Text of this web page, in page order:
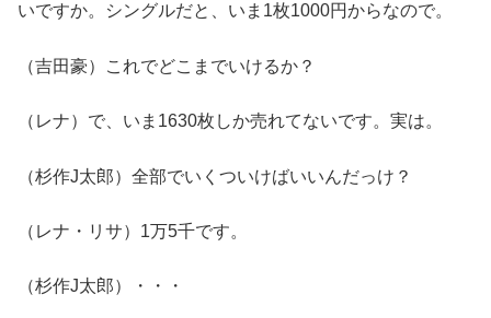
いですか。シングルだと、いま1枚1000円からなので。
（吉田豪）これでどこまでいけるか？
（レナ）で、いま1630枚しか売れてないです。実は。
（杉作J太郎）全部でいくついけばいいんだっけ？
（レナ・リサ）1万5千です。
（杉作J太郎）・・・